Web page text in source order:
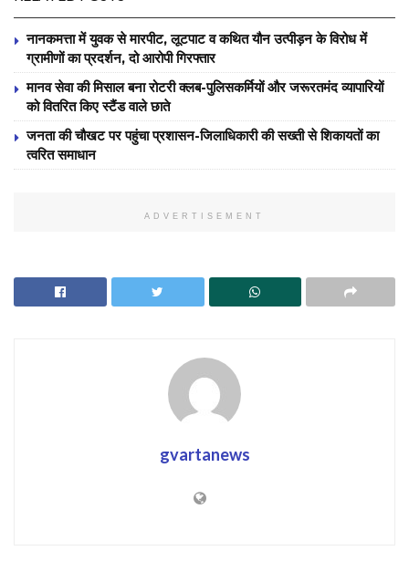
नानकमत्ता में युवक से मारपीट, लूटपाट व कथित यौन उत्पीड़न के विरोध में
ग्रामीणों का प्रदर्शन, दो आरोपी गिरफ्तार
मानव सेवा की मिसाल बना रोटरी क्लब-पुलिसकर्मियों और जरूरतमंद व्यापारियों
को वितरित किए स्टैंड वाले छाते
जनता की चौखट पर पहुंचा प्रशासन-जिलाधिकारी की सख्ती से शिकायतों का
त्वरित समाधान
ADVERTISEMENT
gvartanews